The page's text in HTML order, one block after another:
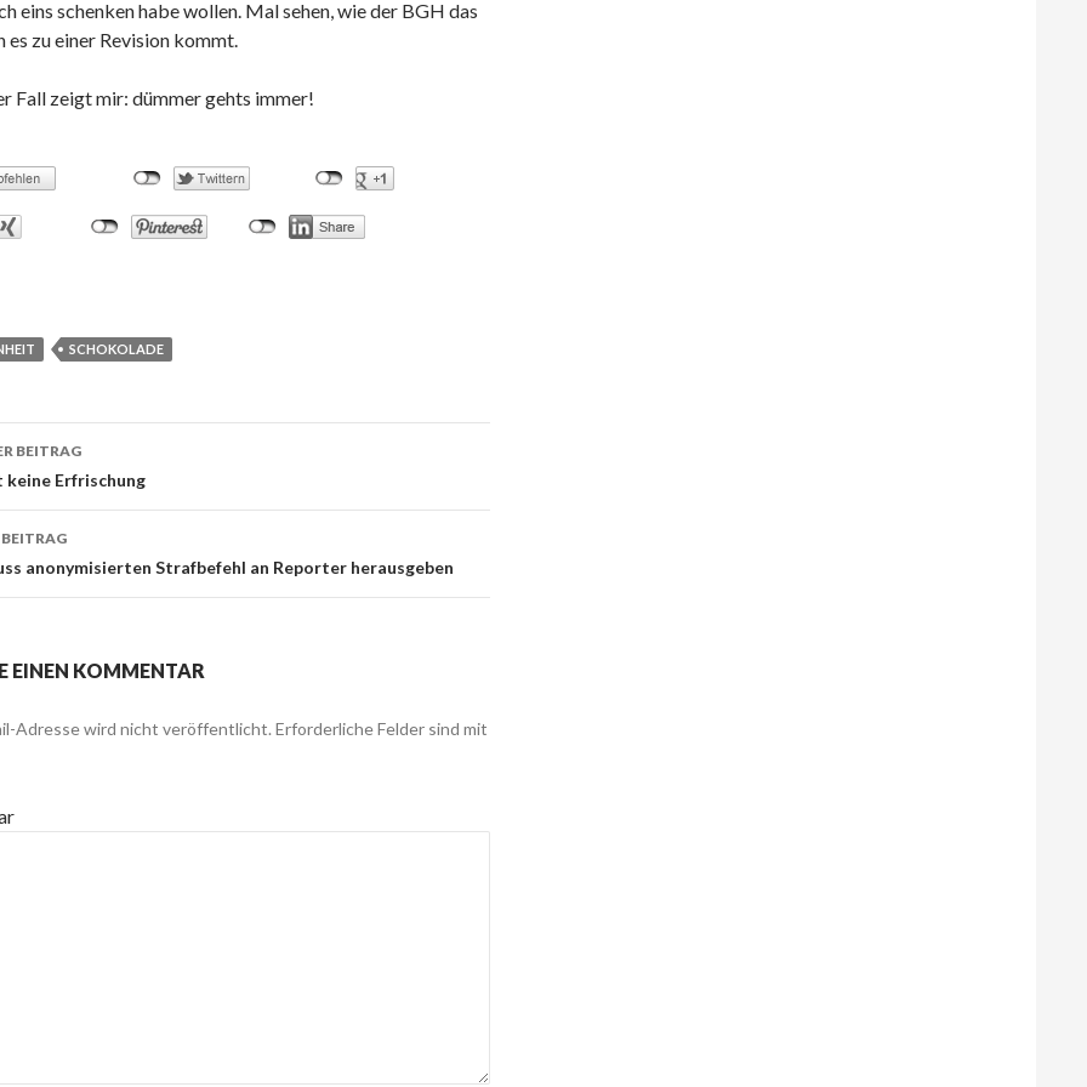
eins schenken habe wollen. Mal sehen, wie der BGH das
es zu einer Revision kommt.
Fall zeigt mir: dümmer gehts immer!
SCHOKOLADE
BEITRAG
Erfrischung
anonymisierten Strafbefehl an Reporter herausgeben
EINEN KOMMENTAR
Adresse wird nicht veröffentlicht. Erforderliche Felder sind mit